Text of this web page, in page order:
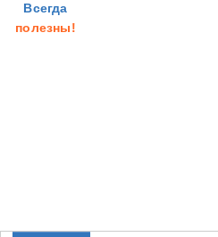
Всегда
полезны!